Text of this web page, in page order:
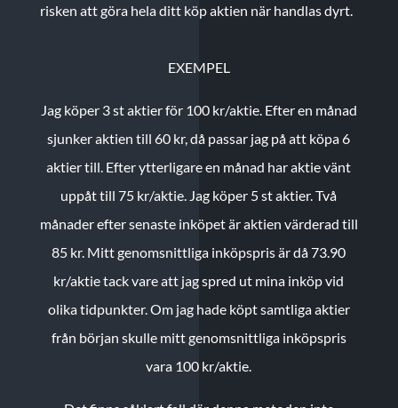
risken att göra hela ditt köp aktien när handlas dyrt.
EXEMPEL
Jag köper 3 st aktier för 100 kr/aktie. Efter en månad
sjunker aktien till 60 kr, då passar jag på att köpa 6
aktier till. Efter ytterligare en månad har aktie vänt
uppåt till 75 kr/aktie. Jag köper 5 st aktier.Två
månader efter senaste inköpet är aktien värderad till
85 kr. Mitt genomsnittliga inköpspris är då 73.90
kr/aktie tack vare att jag spred ut mina inköp vid
olika tidpunkter. Om jag hade köpt samtliga aktier
från början skulle mitt genomsnittliga inköpspris
vara 100 kr/aktie.